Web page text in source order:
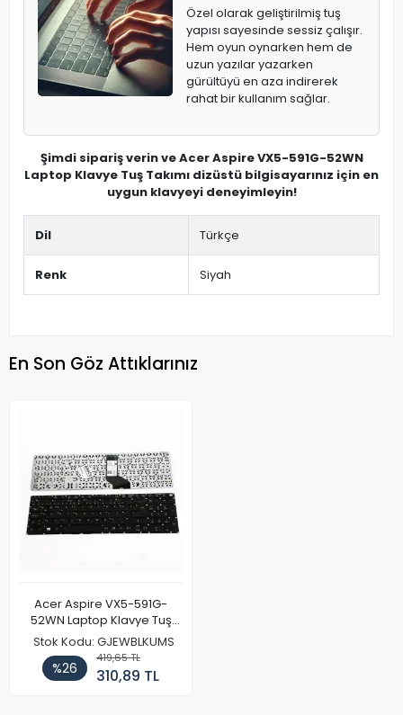
Özel olarak geliştirilmiş tuş
yapısı sayesinde sessiz çalışır.
Hem oyun oynarken hem de
uzun yazılar yazarken
gürültüyü en aza indirerek
rahat bir kullanım sağlar.
Şimdi sipariş verin ve Acer Aspire VX5-591G-52WN
Laptop Klavye Tuş Takımı dizüstü bilgisayarınız için en
uygun klavyeyi deneyimleyin!
Dil Türkçe
Renk Siyah
En Son Göz Attıklarınız
Acer Aspire VX5-591G-
52WN Laptop Klavye Tuş
Takımı
Stok Kodu: GJEWBLKUMS
%26
419,65 TL
310,89 TL